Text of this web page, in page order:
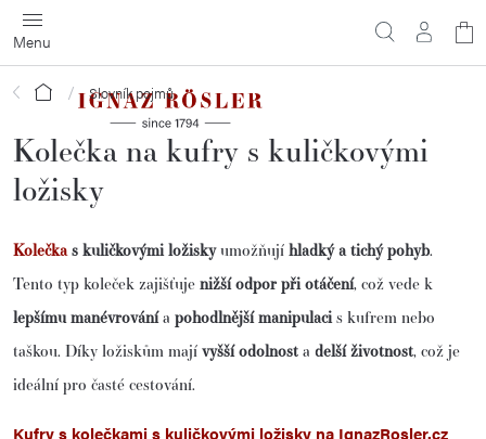
Přejít
na
obsah
Domů Slovník pojmů
Kolečka na kufry s kuličkovými
ložisky
Kolečka s kuličkovými ložiskyumožňují hladký a tichý pohyb.
Tento typ koleček zajišťuje nižší odpor při otáčení, což vede k
lepšímu manévrovánía pohodlnější manipulaci s kufrem nebo
taškou. Díky ložiskům mají vyšší odolnost a delší životnost, což je
ideální pro časté cestování.
Kufry s kolečkami s kuličkovými ložisky na IgnazRosler.cz